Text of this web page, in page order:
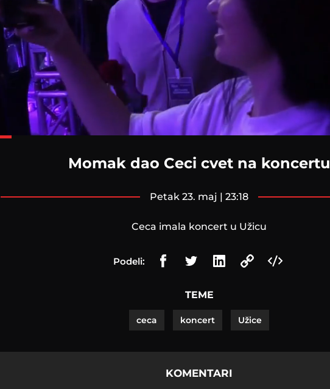
Momak dao Ceci cvet na koncertu
petak 23. maj | 23:18
Ceca imala koncert u Užicu
Podeli:
TEME
ceca koncert Užice
KOMENTARI